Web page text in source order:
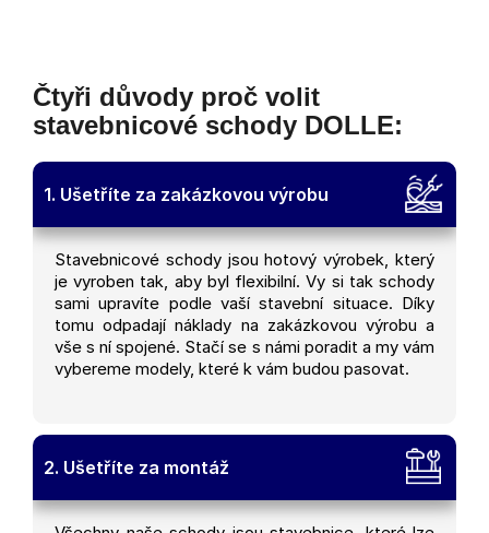
Čtyři důvody proč volit
stavebnicové schody DOLLE:
1. Ušetříte za zakázkovou výrobu
Stavebnicové schody jsou hotový výrobek, který
je vyroben tak, aby byl flexibilní. Vy si tak schody
sami upravíte podle vaší stavební situace. Díky
tomu odpadají náklady na zakázkovou výrobu a
vše s ní spojené. Stačí se s námi poradit a my vám
vybereme modely, které k vám budou pasovat.
2. Ušetříte za montáž